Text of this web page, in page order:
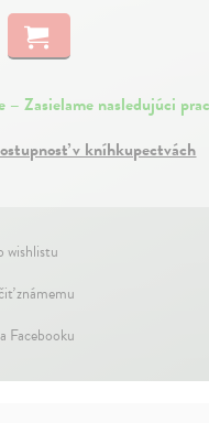
– Zasielame nasledujúci
v kníhkupectvách
wishlistu
známemu
Facebooku